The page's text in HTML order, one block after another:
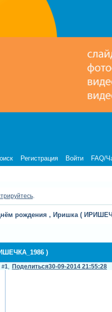
Регистрация Войти FAQ/
.
рождения , Иришка (
)
Поделиться
1 30-09-2014 21:55:28